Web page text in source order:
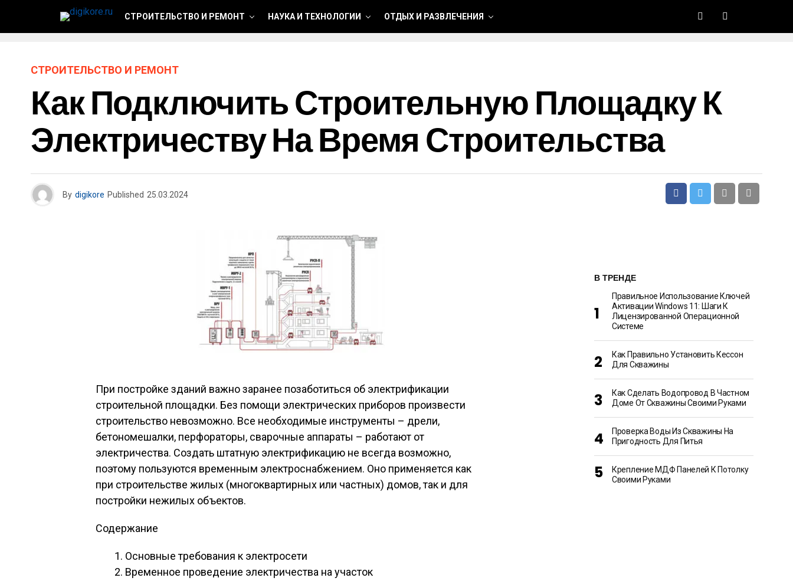
СТРОИТЕЛЬСТВО И РЕМОНТ НАУКА И ТЕХНОЛОГИИ ОТДЫХ И РАЗВЛЕЧЕНИЯ
СТРОИТЕЛЬСТВО И РЕМОНТ
Как Подключить Строительную Площадку К
Электричеству На Время Строительства
By digikore Published 25.03.2024
При постройке зданий важно заранее позаботиться об электрификации
строительной площадки. Без помощи электрических приборов произвести
строительство невозможно. Все необходимые инструменты – дрели,
бетономешалки, перфораторы, сварочные аппараты – работают от
электричества. Создать штатную электрификацию не всегда возможно,
поэтому пользуются временным электроснабжением. Оно применяется как
при строительстве жилых (многоквартирных или частных) домов, так и для
постройки нежилых объектов.
Содержание
Основные требования к электросети
Временное проведение электричества на участок
В ТРЕНДЕ
Правильное Использование Ключей
Активации Windows 11: Шаги К
Лицензированной Операционной
Системе
Как Правильно Установить Кессон
Для Скважины
Как Сделать Водопровод В Частном
Доме От Скважины Своими Руками
Проверка Воды Из Скважины На
Пригодность Для Питья
Крепление МДФ Панелей К Потолку
Своими Руками